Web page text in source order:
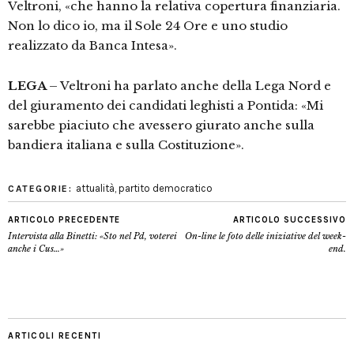
Veltroni, «che hanno la relativa copertura finanziaria.
Non lo dico io, ma il Sole 24 Ore e uno studio
realizzato da Banca Intesa».
LEGA– Veltroni ha parlato anche della Lega Nord e
del giuramento dei candidati leghisti a Pontida: «Mi
sarebbe piaciuto che avessero giurato anche sulla
bandiera italiana e sulla Costituzione».
CATEGORIE: attualità, partito democratico
ARTICOLO PRECEDENTE
Intervista alla Binetti: «Sto nel Pd, voterei
anche i Cus…»
ARTICOLO SUCCESSIVO
On-line le foto delle iniziative del week-
end.
ARTICOLI RECENTI